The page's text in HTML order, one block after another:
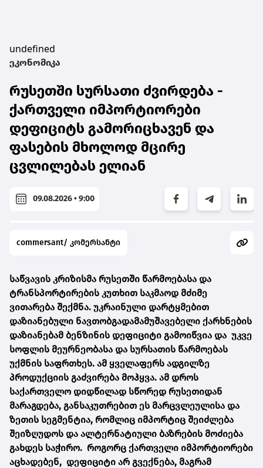
undefined
ეკონომიკა
რუსეთში სურსათი ძვირდება -
ქართველი იმპორტიორები
დეფიციტს გამორიცხავენ და
ფასების მხოლოდ მცირე
ცვლილებას ელიან
09.08.2026 • 9:00
commersant/ კომერსანტი
საწვავის კრიზისმა რუსეთში წარმოებასა და
ტრანსპორტირების კუთხით საკმაოდ მძიმე
ვითარება შექმნა. უკრაინული დარტყმებით
დაზიანებული ნავთობგადამამუშავებელი ქარხნების
დაზიანებამ ბენზინის დეფიციტი გამოიწვია და უკვე
სოფლის მეურნეობასა და სურსათის წარმოებას
უქმნის საფრთხეს. ამ ყველაფერს ადგილზე
პროდუქციის გაძვირება მოჰყვა. ამ დროს
საქართველო დიდწილად სწორედ რუსეთიდან
მარაგდება, განსაკუთრებით ეს მარცვლეულისა და
ზეთის სეგმენტია, რომლიც იმპორტიც შეიძლება
შეიზღუდოს და ალტერნატიული ბაზრების მოძიება
გახდეს საჭირო. როგორც ქართველი იმპორტიორები
აცხადებენ, დეფიციტი არ გვექნება, მაგრამ